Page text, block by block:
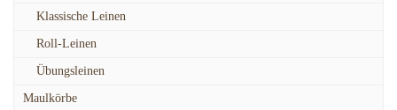
Klassische Leinen
Roll-Leinen
Übungsleinen
Maulkörbe